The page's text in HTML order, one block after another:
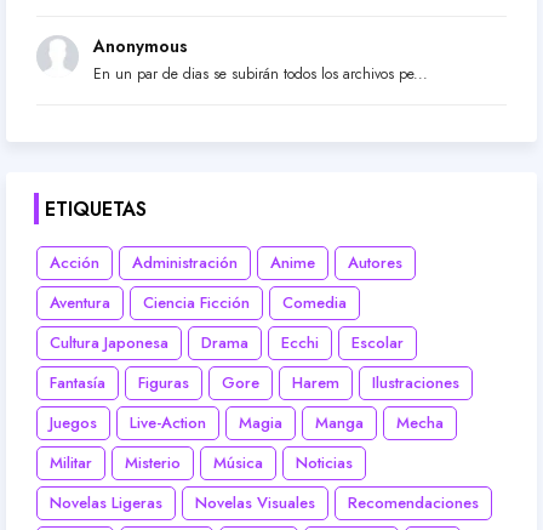
Anonymous
En un par de dias se subirán todos los archivos pe...
ETIQUETAS
Acción Administración Anime
Autores
Aventura
Ciencia Ficción
Comedia
Cultura Japonesa
Drama Ecchi
Escolar
Fantasía
Figuras Gore Harem
Ilustraciones
Juegos
Live-Action Magia Manga
Mecha
Militar
Misterio Música
Noticias
Novelas Ligeras
Novelas Visuales
Recomendaciones